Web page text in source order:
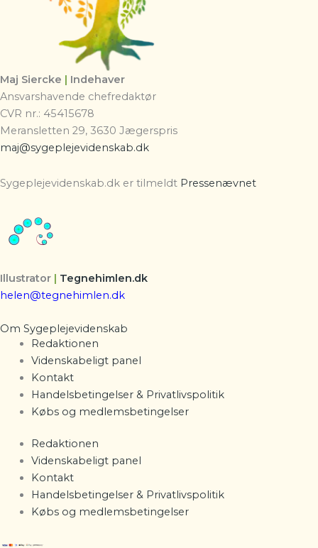
Maj Siercke | Indehaver
Ansvarshavende chefredaktør
CVR nr.: 45415678
Meransletten 29, 3630 Jægerspris
maj@sygeplejevidenskab.dk
Sygeplejevidenskab.dk er tilmeldt Pressenævnet
Illustrator | Tegnehimlen.dk
helen@tegnehimlen.dk
Om Sygeplejevidenskab
Redaktionen
Videnskabeligt panel
Kontakt
Handelsbetingelser & Privatlivspolitik
Købs og medlemsbetingelser
Redaktionen
Videnskabeligt panel
Kontakt
Handelsbetingelser & Privatlivspolitik
Købs og medlemsbetingelser